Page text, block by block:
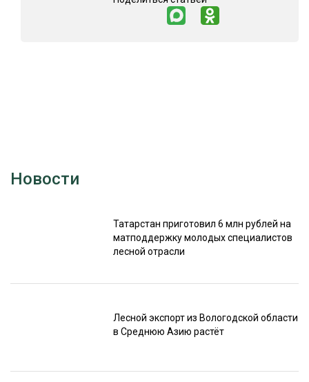
Новости
Татарстан приготовил 6 млн рублей на
матподдержку молодых специалистов
лесной отрасли
Лесной экспорт из Вологодской области
в Среднюю Азию растёт